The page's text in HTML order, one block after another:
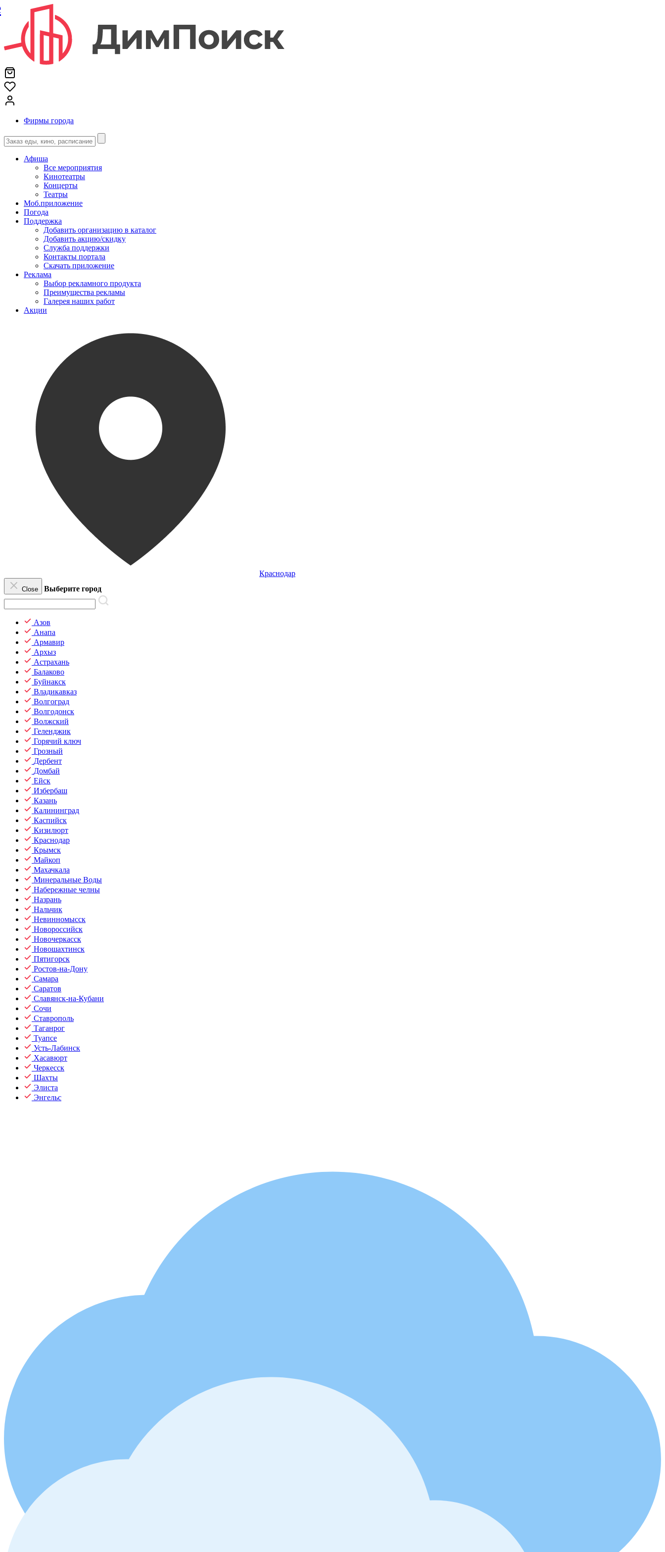
Фирмы города
Афиша
Все мероприятия
Кинотеатры
Концерты
Театры
Моб.приложение
Погода
Поддержка
Добавить организацию в каталог
Добавить акцию/скидку
Служба поддержки
Контакты портала
Скачать приложение
Реклама
Выбор рекламного продукта
Преимущества рекламы
Галерея наших работ
Акции
Краснодар
Close Выберите город
Азов
Анапа
Армавир
Архыз
Астрахань
Балаково
Буйнакск
Владикавказ
Волгоград
Волгодонск
Волжский
Геленджик
Горячий ключ
Грозный
Дербент
Домбай
Ейск
Избербаш
Казань
Калининград
Каспийск
Кизилюрт
Краснодар
Крымск
Майкоп
Махачкала
Минеральные Воды
Набережные челны
Назрань
Нальчик
Невинномысск
Новороссийск
Новочеркасск
Новошахтинск
Пятигорск
Ростов-на-Дону
Самара
Саратов
Славянск-на-Кубани
Сочи
Ставрополь
Таганрог
Туапсе
Усть-Лабинск
Хасавюрт
Черкесск
Шахты
Элиста
Энгельс